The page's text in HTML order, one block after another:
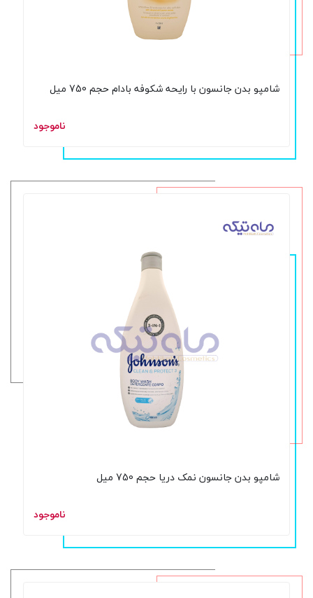
شامپو بدن جانسون با رایحه شکوفه بادام حجم 750 میل
ناموجود
شامپو بدن جانسون نمک دریا حجم 750 میل
ناموجود